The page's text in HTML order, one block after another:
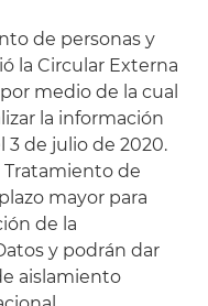
de personas y
la Circular Externa
medio de la cual
la información
3 de julio de 2020.
Tratamiento de
mayor para
de la
y podrán dar
aislamiento